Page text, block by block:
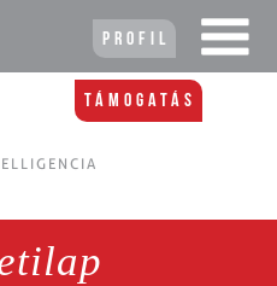
Profil
Támogatás